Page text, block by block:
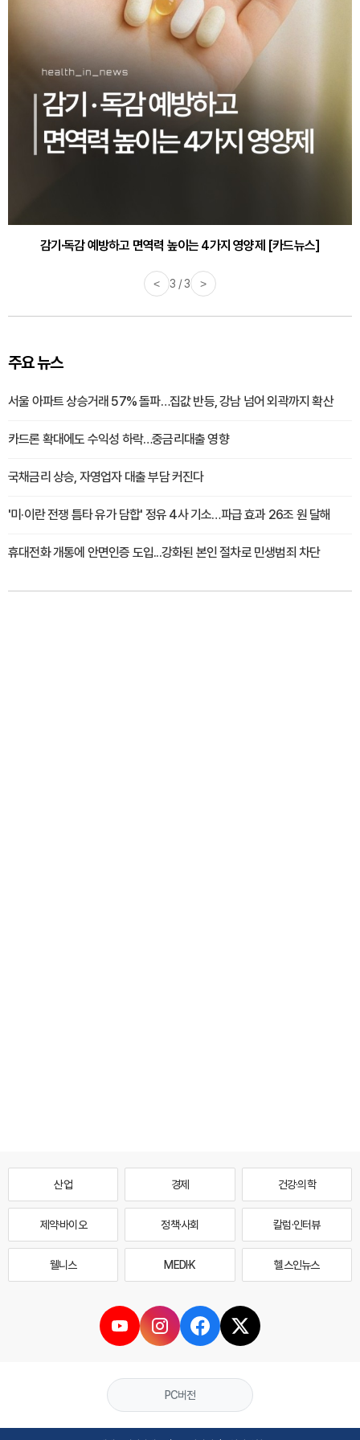
감기·독감 예방하고 면역력 높이는 4가지 영양제 [카드뉴스]
< 3 / 3 >
주요 뉴스
서울 아파트 상승거래 57% 돌파…집값 반등, 강남 넘어 외곽까지 확산
카드론 확대에도 수익성 하락…중금리대출 영향
국채금리 상승, 자영업자 대출 부담 커진다
'미·이란 전쟁 틈타 유가 담합' 정유 4사 기소…파급 효과 26조 원 달해
휴대전화 개통에 안면인증 도입...강화된 본인 절차로 민생범죄 차단
산업 경제 건강·의학
제약·바이오 정책·사회 칼럼·인터뷰
웰니스 MEDI·K 헬스인뉴스
PC버전